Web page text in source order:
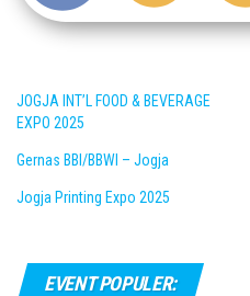
JOGJA INT’L FOOD & BEVERAGE
EXPO 2025
Gernas BBI/BBWI – Jogja
Jogja Printing Expo 2025
EVENT POPULER: